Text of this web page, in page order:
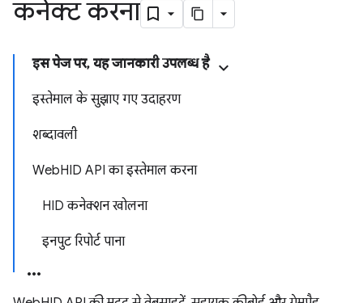
कनेक्ट करना
इस पेज पर, यह जानकारी उपलब्ध है
इस्तेमाल के सुझाए गए उदाहरण
शब्दावली
WebHID API का इस्तेमाल करना
HID कनेक्शन खोलना
इनपुट रिपोर्ट पाना